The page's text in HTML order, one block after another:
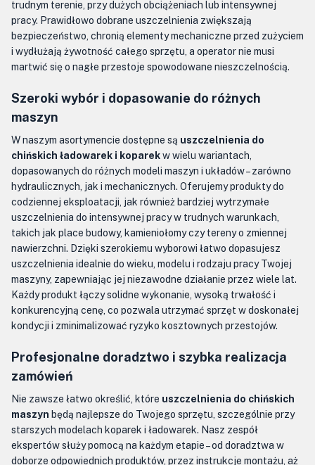
trudnym terenie, przy dużych obciążeniach lub intensywnej
pracy. Prawidłowo dobrane uszczelnienia zwiększają
bezpieczeństwo, chronią elementy mechaniczne przed zużyciem
i wydłużają żywotność całego sprzętu, a operator nie musi
martwić się o nagłe przestoje spowodowane nieszczelnością.
Szeroki wybór i dopasowanie do różnych
maszyn
W naszym asortymencie dostępne są uszczelnienia do
chińskich ładowarek i koparekw wielu wariantach,
dopasowanych do różnych modeli maszyn i układów – zarówno
hydraulicznych, jak i mechanicznych. Oferujemy produkty do
codziennej eksploatacji, jak również bardziej wytrzymałe
uszczelnienia do intensywnej pracy w trudnych warunkach,
takich jak place budowy, kamieniołomy czy tereny o zmiennej
nawierzchni. Dzięki szerokiemu wyborowi łatwo dopasujesz
uszczelnienia idealnie do wieku, modelu i rodzaju pracy Twojej
maszyny, zapewniając jej niezawodne działanie przez wiele lat.
Każdy produkt łączy solidne wykonanie, wysoką trwałość i
konkurencyjną cenę, co pozwala utrzymać sprzęt w doskonałej
kondycji i zminimalizować ryzyko kosztownych przestojów.
Profesjonalne doradztwo i szybka realizacja
zamówień
Nie zawsze łatwo określić, które uszczelnienia do chińskich
maszyn będą najlepsze do Twojego sprzętu, szczególnie przy
starszych modelach koparek i ładowarek. Nasz zespół
ekspertów służy pomocą na każdym etapie – od doradztwa w
doborze odpowiednich produktów, przez instrukcje montażu, aż